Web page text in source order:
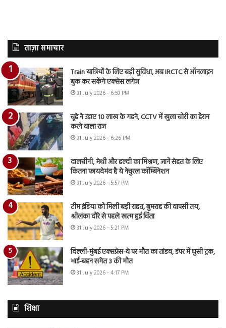
ताज़ा समाचार
Train यात्रियों के लिए बड़ी सुविधा, अब IRCTC से ऑनलाइन
बुक कर सकेंगे एक्सेस लगेज
31 July 2026 - 6:59 PM
चूहे ने उड़ाए 10 लाख के गहने, CCTV में खुला चोरी का हैरान
करने वाला राज
31 July 2026 - 6:26 PM
दालचीनी, मेथी और हल्दी का मिश्रण, जानें सेहत के लिए
कितना फायदेमंद है ये नेचुरल कॉम्बिनेशन
31 July 2026 - 5:57 PM
टीम इंडिया को मिली बड़ी राहत, बुमराह की वापसी तय,
श्रीलंका दौरे से पहले खत्म हुई चिंता
31 July 2026 - 5:21 PM
दिल्ली-मुंबई एक्सप्रेस-वे पर मौत का तांडव, डंपर में घुसी ट्रक,
भाई-बहन समेत 3 की मौत
31 July 2026 - 4:17 PM
शिक्षा